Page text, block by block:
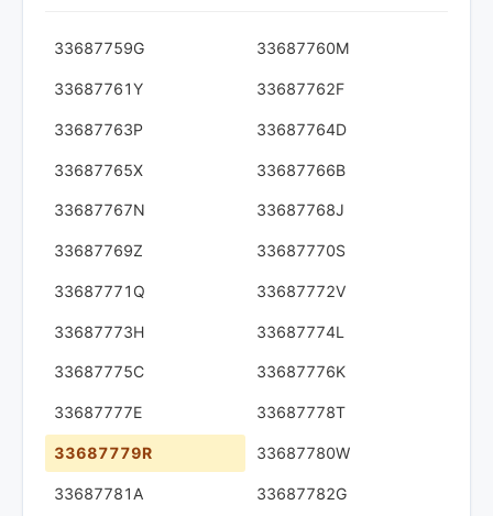
33687759G 33687760M
33687761Y 33687762F
33687763P 33687764D
33687765X 33687766B
33687767N 33687768J
33687769Z 33687770S
33687771Q 33687772V
33687773H 33687774L
33687775C 33687776K
33687777E 33687778T
33687779R 33687780W
33687781A 33687782G